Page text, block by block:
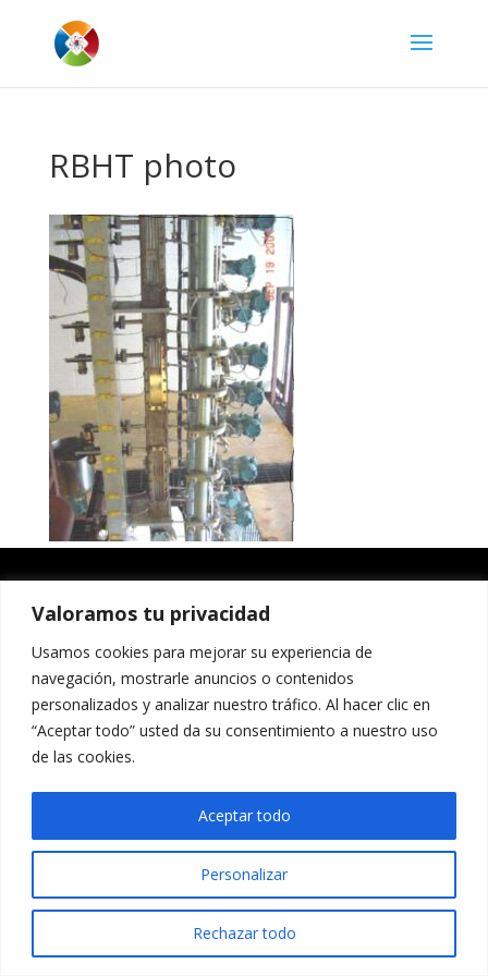
Valoramos tu privacidad
Usamos cookies para mejorar su experiencia de
navegación, mostrarle anuncios o contenidos
personalizados y analizar nuestro tráfico. Al hacer clic en
“Aceptar todo” usted da su consentimiento a nuestro uso
de las cookies.
Personalizar
Rechazar todo
Aceptar todo
RBHT photo